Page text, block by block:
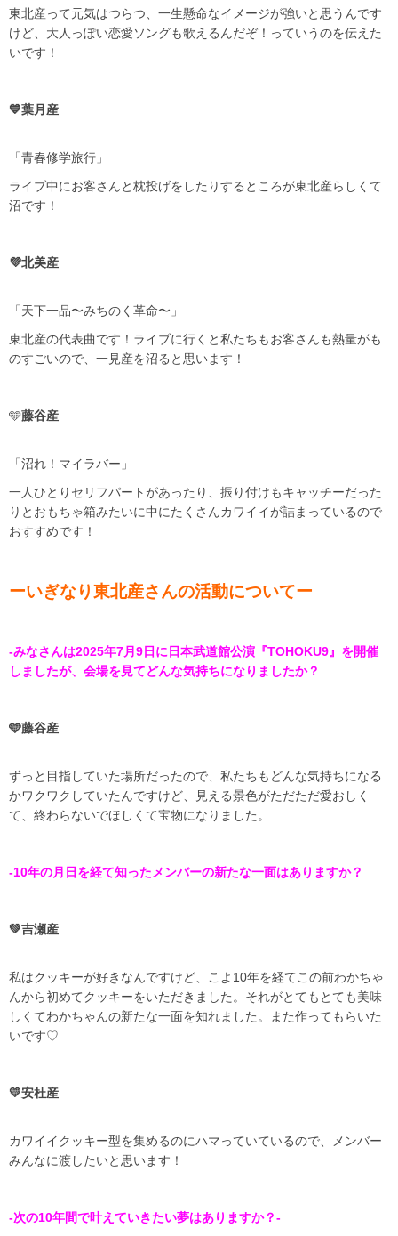
東北産って元気はつらつ、一生懸命なイメージが強いと思うんです
けど、大人っぽい恋愛ソングも歌えるんだぞ！っていうのを伝えた
いです！
💙葉月産
「青春修学旅行」
ライブ中にお客さんと枕投げをしたりするところが東北産らしくて
沼です！
💜北美産
「天下一品〜みちのく革命〜」
東北産の代表曲です！ライブに行くと私たちもお客さんも熱量がも
のすごいので、一見産を沼ると思います！
🩵藤谷産
「沼れ！マイラバー」
一人ひとりセリフパートがあったり、振り付けもキャッチーだった
りとおもちゃ箱みたいに中にたくさんカワイイが詰まっているので
おすすめです！
ーいぎなり東北産さんの活動についてー
-みなさんは2025年7月9日に日本武道館公演『TOHOKU9』を開催
しましたが、会場を見てどんな気持ちになりましたか？
🩵藤谷産
ずっと目指していた場所だったので、私たちもどんな気持ちになる
かワクワクしていたんですけど、見える景色がただただ愛おしく
て、終わらないでほしくて宝物になりました。
-10年の月日を経て知ったメンバーの新たな一面はありますか？
💚吉瀬産
私はクッキーが好きなんですけど、こよ10年を経てこの前わかちゃ
んから初めてクッキーをいただきました。それがとてもとても美味
しくてわかちゃんの新たな一面を知れました。また作ってもらいた
いです♡
💛安杜産
カワイイクッキー型を集めるのにハマっていているので、メンバー
みんなに渡したいと思います！
-次の10年間で叶えていきたい夢はありますか？-